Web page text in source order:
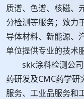
质谱、色谱、核磁、
分检测等服务；致力
导体材料、新能源、
单位提供专业的技术
skk涂料检测公
药研发及CMC药学
服务、工业品服务和